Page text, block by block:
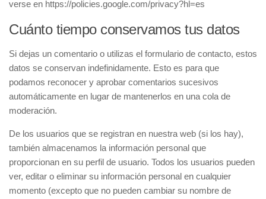
verse en https://policies.google.com/privacy?hl=es
Cuánto tiempo conservamos tus datos
Si dejas un comentario o utilizas el formulario de contacto, estos
datos se conservan indefinidamente. Esto es para que
podamos reconocer y aprobar comentarios sucesivos
automáticamente en lugar de mantenerlos en una cola de
moderación.
De los usuarios que se registran en nuestra web (si los hay),
también almacenamos la información personal que
proporcionan en su perfil de usuario. Todos los usuarios pueden
ver, editar o eliminar su información personal en cualquier
momento (excepto que no pueden cambiar su nombre de